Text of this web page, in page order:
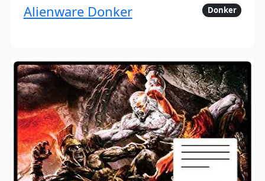
Alienware Donker Donker